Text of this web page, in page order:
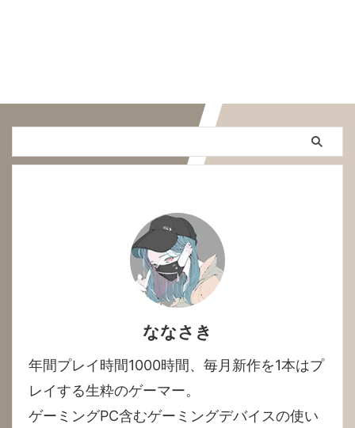
ななさき
年間プレイ時間1000時間、毎月新作を1本はプ
レイする生粋のゲーマー。
ゲーミングPC含むゲーミングデバイスの使い